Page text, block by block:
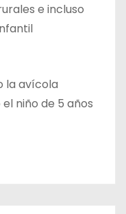
e incluso
la avícola
niño de 5 años